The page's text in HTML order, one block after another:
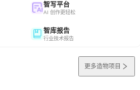
智写平台
AI 创作更轻松
智库报告
行业技术报告
更多造物项目